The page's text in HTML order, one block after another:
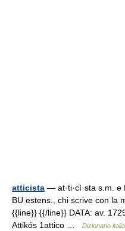
atticista — at·ti·cì·sta s.m. e
BU estens., chi scrive con la
{{line}} {{/line}} DATA: av.
Attikós 1attico …
Dizionario